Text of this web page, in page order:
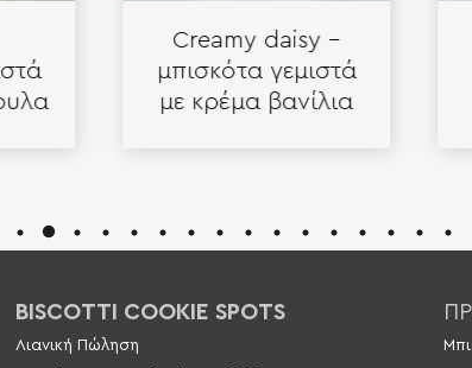
Creamy daisy –
μπισκότα γεμιστά
με κρέμα βανίλια
BISCOTTI COOKIE SPOTS
Λιανική Πώληση